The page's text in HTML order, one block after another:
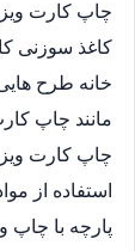
چاپ کارت
کاغذ سوزنی
خانه طرح
مانند چاپ
چاپ کارت
استفاده از
پارچه با